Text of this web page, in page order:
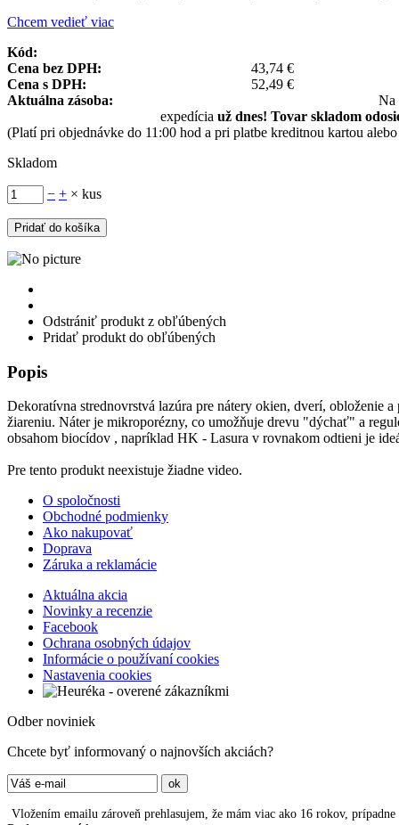
Chcem vedieť viac
Kód:
Cena bez DPH:
43,74 €
Cena s DPH:
52,49 €
Aktuálna zásoba:
Na
expedícia už dnes! Tovar skladom
(Platí pri objednávke do 11:00 hod a pri platbe kreditnou kartou
Skladom
− + × kus
Odstrániť produkt z obľúbených
Pridať produkt do obľúbených
Popis
Dekoratívna strednovrstvá lazúra pre nátery okien, dverí,
žiareniu. Náter je mikroporézny, co umožňuje drevu "dýchať" a
obsahom biocídov , napríklad HK - Lasura v rovnakom odtieni je
Pre tento produkt neexistuje žiadne video.
O spoločnosti
Obchodné podmienky
Ako nakupovať
Doprava
Záruka a reklamácie
Aktuálna akcia
Novinky a recenzie
Facebook
Ochrana osobných údajov
Informácie o používaní cookies
Nastavenia cookies
Odber noviniek
Chcete byť informovaný o najnovších akciách?
Vložením emailu zároveň prehlasujem, že mám viac ako 16 rokov,